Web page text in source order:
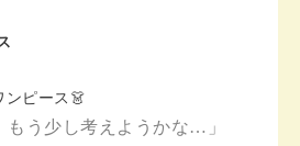
ンピース👗
もう少し考えようかな…」